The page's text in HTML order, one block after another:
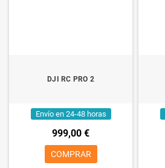
DJI RC PRO 2
Envío en 24-48 horas
999,00 €
COMPRAR